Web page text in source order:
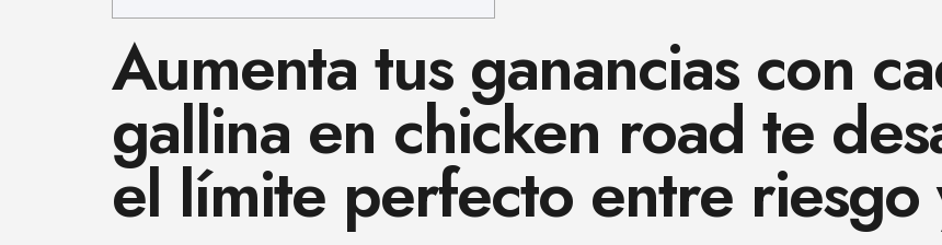
Aumenta tus ganancias con
gallina en chicken road te
el límite perfecto entre riesgo